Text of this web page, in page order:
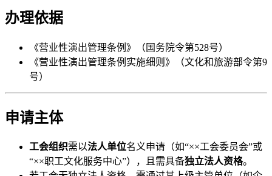
办理依据
《营业性演出管理条例》（国务院令第528号）
《营业性演出管理条例实施细则》（文化和旅游部令第9
号）
申请主体
工会组织需以法人单位名义申请（如“××工会委员会”或
“××职工文化服务中心”），且需具备独立法人资格。